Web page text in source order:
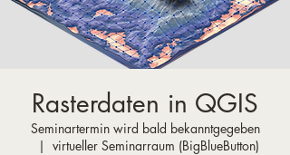
Rasterdaten in QGIS
Seminartermin wird bald bekanntgegeben
  |
virtueller Seminarraum (BigBlueButton)